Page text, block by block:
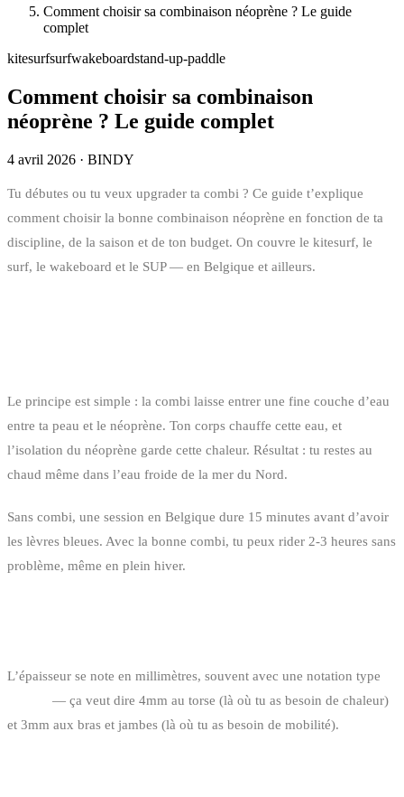
Comment choisir sa combinaison néoprène ? Le guide
complet
kitesurfsurfwakeboardstand-up-paddle
Comment choisir sa combinaison
néoprène ? Le guide complet
4 avril 2026 · BINDY
Tu débutes ou tu veux upgrader ta combi ? Ce guide t’explique
comment choisir la bonne combinaison néoprène en fonction de ta
discipline, de la saison et de ton budget. On couvre le kitesurf, le
surf, le wakeboard et le SUP — en Belgique et ailleurs.
Le principe est simple : la combi laisse entrer une fine couche d’eau
entre ta peau et le néoprène. Ton corps chauffe cette eau, et
l’isolation du néoprène garde cette chaleur. Résultat : tu restes au
chaud même dans l’eau froide de la mer du Nord.
Sans combi, une session en Belgique dure 15 minutes avant d’avoir
les lèvres bleues. Avec la bonne combi, tu peux rider 2-3 heures sans
problème, même en plein hiver.
L’épaisseur se note en millimètres, souvent avec une notation type
— ça veut dire 4mm au torse (là où tu as besoin de chaleur)
et 3mm aux bras et jambes (là où tu as besoin de mobilité).